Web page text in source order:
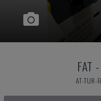
FAT -
AT-TUR-